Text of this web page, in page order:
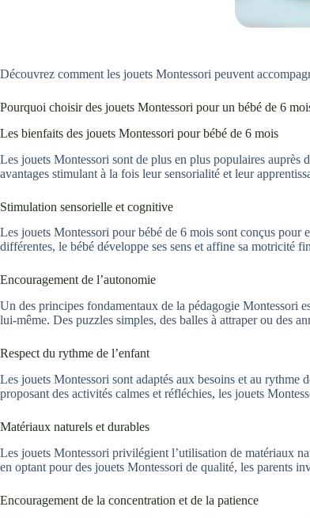
Découvrez comment les jouets Montessori peuvent
Pourquoi choisir des jouets Montessori pour un bébé de 6
Les bienfaits des jouets Montessori pour bébé de 6 mois
Les jouets Montessori sont de plus en plus populaires auprès
avantages stimulant à la fois leur sensorialité et leur
Stimulation sensorielle et cognitive
Les jouets Montessori pour bébé de 6 mois sont conçus pour
différentes, le bébé développe ses sens et affine sa motricité
Encouragement de l’autonomie
Un des principes fondamentaux de la pédagogie Montessori
lui-même. Des puzzles simples, des balles à attraper ou des
Respect du rythme de l’enfant
Les jouets Montessori sont adaptés aux besoins et au rythme
proposant des activités calmes et réfléchies, les jouets
Matériaux naturels et durables
Les jouets Montessori privilégient l’utilisation de matériaux
en optant pour des jouets Montessori de qualité, les parents
Encouragement de la concentration et de la patience